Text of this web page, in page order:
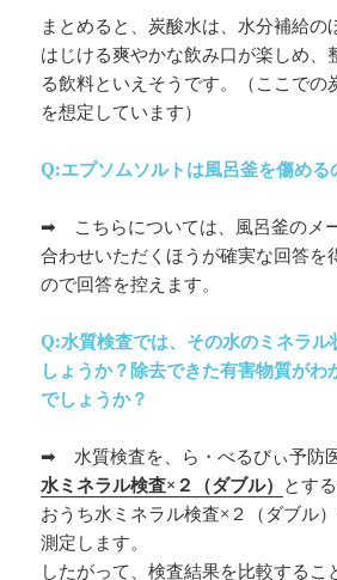
まとめると、炭酸水は、水分補給の
はじける爽やかな飲み口が楽しめ、
る飲料といえそうです。（ここでの
を想定しています）
Q:エプソムソルトは風呂釜を傷める
➡ こちらについては、風呂釜のメ
合わせいただくほうが確実な回答を
ので回答を控えます。
Q:水質検査では、その水のミネラ
しょうか？除去できた有害物質がわ
でしょうか？
➡ 水質検査を、ら・べるびぃ予防
水ミネラル検査×２（ダブル） とする
おうち水ミネラル検査×２（ダブル
測定します。
したがって、検査結果を比較するこ